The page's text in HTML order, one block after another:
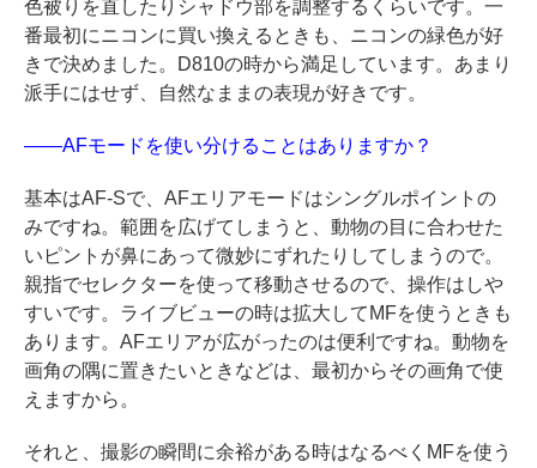
色被りを直したりシャドウ部を調整するくらいです。一
番最初にニコンに買い換えるときも、ニコンの緑色が好
きで決めました。D810の時から満足しています。あまり
派手にはせず、自然なままの表現が好きです。
――AFモードを使い分けることはありますか？
基本はAF-Sで、AFエリアモードはシングルポイントの
みですね。範囲を広げてしまうと、動物の目に合わせた
いピントが鼻にあって微妙にずれたりしてしまうので。
親指でセレクターを使って移動させるので、操作はしや
すいです。ライブビューの時は拡大してMFを使うときも
あります。AFエリアが広がったのは便利ですね。動物を
画角の隅に置きたいときなどは、最初からその画角で使
えますから。
それと、撮影の瞬間に余裕がある時はなるべくMFを使う